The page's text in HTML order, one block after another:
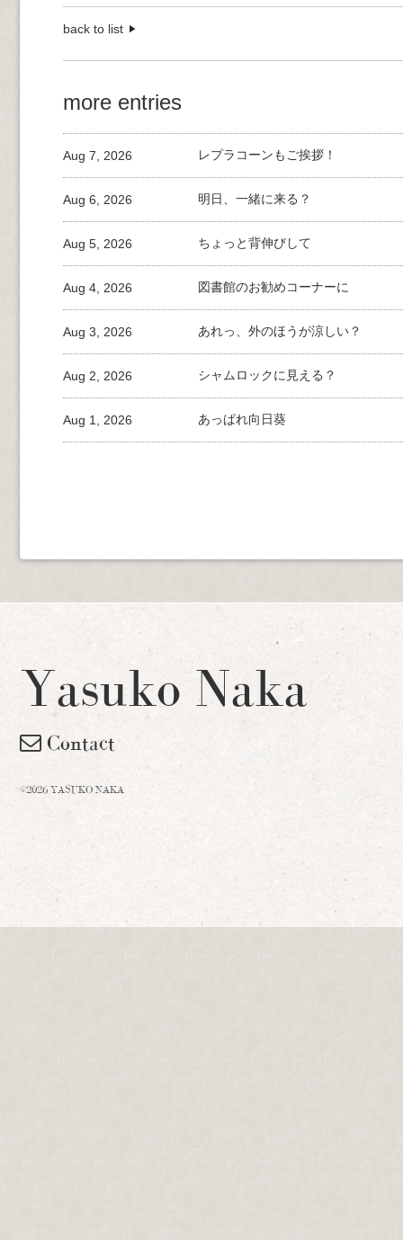
back to list
more entries
レプラコーンもご挨拶！
Aug 7, 2026
明日、一緒に来る？
Aug 6, 2026
ちょっと背伸びして
Aug 5, 2026
図書館のお勧めコーナーに
Aug 4, 2026
あれっ、外のほうが涼しい？
Aug 3, 2026
シャムロックに見える？
Aug 2, 2026
あっぱれ向日葵
Aug 1, 2026
Yasuko Naka
Contact
©2026 YASUKO NAKA